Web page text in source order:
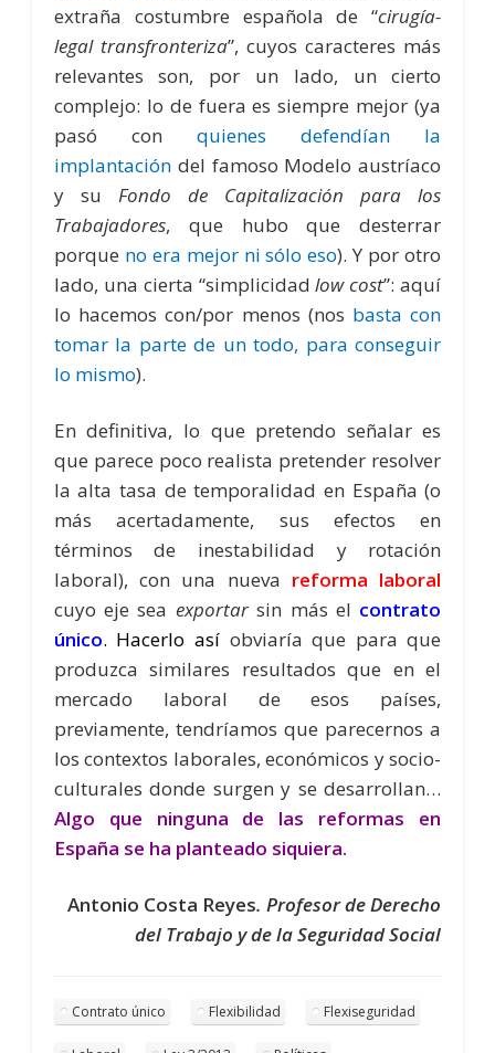
extraña costumbre española de “cirugía-
legal transfronteriza”, cuyos caracteres más
relevantes son, por un lado, un cierto
complejo: lo de fuera es siempre mejor (ya
pasó con quienes defendían la
implantacióndel famoso Modelo austríaco
y su Fondo de Capitalización para los
Trabajadores, que hubo que desterrar
porque no era mejor ni sólo eso). Y por otro
lado, una cierta “simplicidadlow cost”: aquí
lo hacemos con/por menos (nos basta con
tomar la parte de un todo, para conseguir
lo mismo).
En definitiva, lo que pretendo señalar es
que parece poco realista pretender resolver
la alta tasa de temporalidad en España (o
más acertadamente, sus efectos en
términos de inestabilidad y rotación
laboral), con una nueva reforma laboral
cuyo eje sea exportarsin más el contrato
único. Hacerlo asíobviaría que para que
produzca similares resultados que en el
mercado laboral de esos países,
previamente, tendríamos que parecernos a
los contextos laborales, económicos y socio-
culturales donde surgen y se desarrollan…
Algo que ninguna de las reformas en
España se ha planteado siquiera.
Antonio Costa Reyes.Profesor de Derecho
del Trabajo y de la Seguridad Social
Contrato único Flexibilidad Flexiseguridad